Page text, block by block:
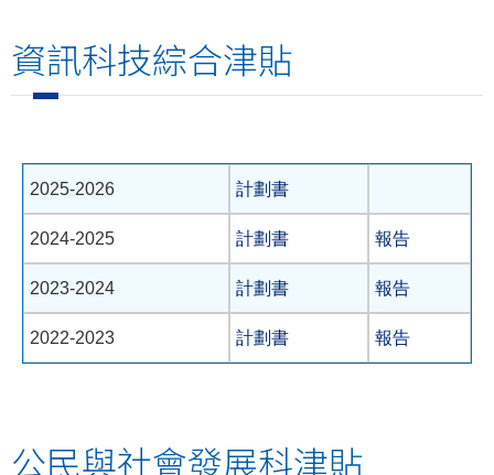
資訊科技綜合津貼
2025-2026 計劃書
2024-2025 計劃書 報告
2023-2024 計劃書 報告
2022-2023 計劃書 報告
公民與社會發展科津貼